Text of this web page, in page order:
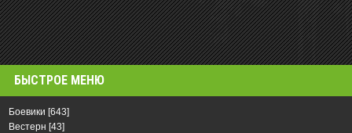
БЫСТРОЕ МЕНЮ
Боевики [643]
Вестерн [43]